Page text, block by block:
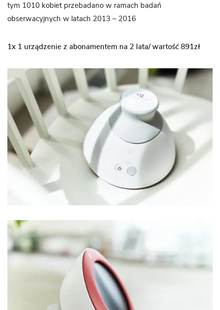
tym 1010 kobiet przebadano w ramach badań
obserwacyjnych w latach 2013 – 2016
1x 1 urządzenie z abonamentem na 2 lata/ wartość 891zł